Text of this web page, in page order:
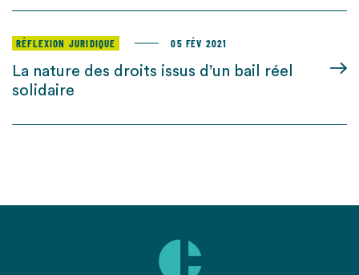
RÉFLEXION JURIDIQUE 05 FÉV 2021
La nature des droits issus d’un bail réel
solidaire